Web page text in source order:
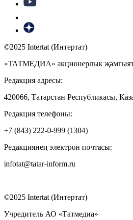
©2025 Intertat (Интертат)
«ТАТМЕДИА» акционерлык
Редакция адресы:
420066, Татарстан Республикасы,
Редакция телефоны:
+7 (843) 222-0-999 (1304)
Редакциянең электрон почтасы:
infotat@tatar-inform.ru
©2025 Intertat (Интертат)
Учредитель АО «Татмедиа»